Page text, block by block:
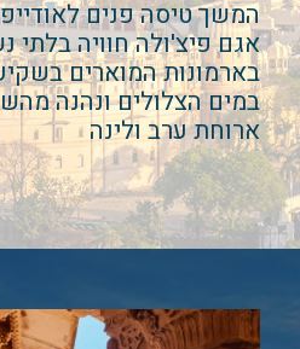
המשך טיסה פנים
אגם פיצ'ולה חוויה
בארמונות המוארים
במים הצלולים ונהנה
ארוחת ערב ולינה